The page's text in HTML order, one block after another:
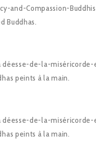
and-Compassion-
Buddhas.
déesse-de-la-
peints à la main.
déesse-de-la-
peints à la main.